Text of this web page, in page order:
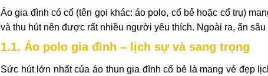
Áo gia đình có cổ (tên gọi khác: áo polo, cổ bẻ hoặc cổ trụ)
và thu hút nên được rất nhiều người yêu thích. Ngoài ra, ẩn
1.1. Áo polo gia đình – lịch sự và sang trọng
Sức hút lớn nhất của áo thun gia đình cổ bẻ là mang vẻ đẹp